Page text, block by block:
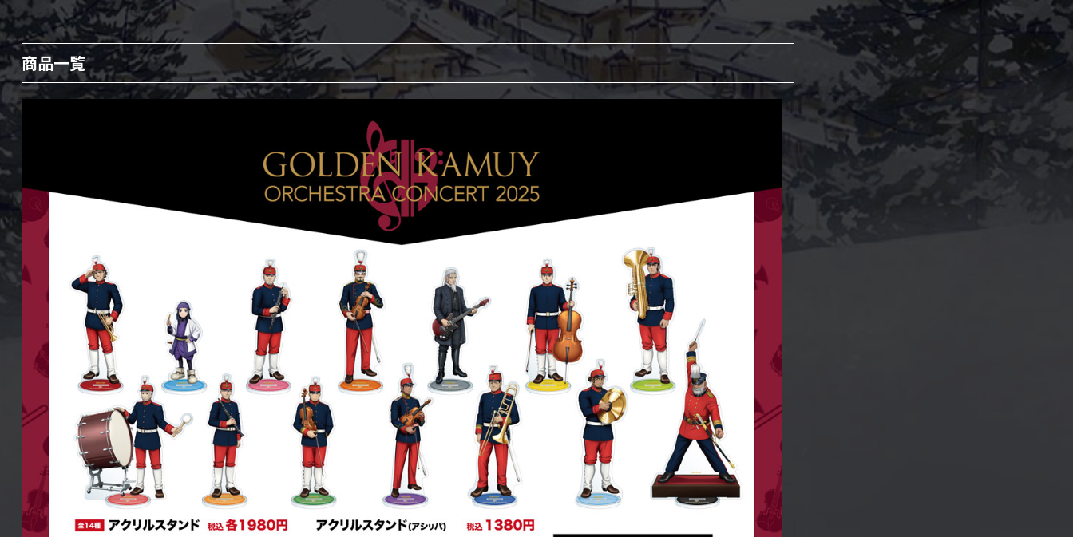
商品一覧